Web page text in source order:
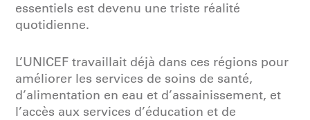
essentiels est devenu une triste réalité
quotidienne.
L’UNICEF travaillait déjà dans ces régions pour
améliorer les services de soins de santé,
d’alimentation en eau et d’assainissement, et
l’accès aux services d’éducation et de